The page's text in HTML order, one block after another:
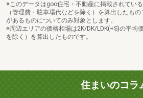
※このデータはgoo住宅・不動産に掲載されてい
（管理費・駐車場代などを除く）を算出したも
があるものについてのみ対象とします。
※周辺エリアの価格相場は2K/DK/LDK(+S)の平均
を除く）を算出したものです。
住まいのコラ